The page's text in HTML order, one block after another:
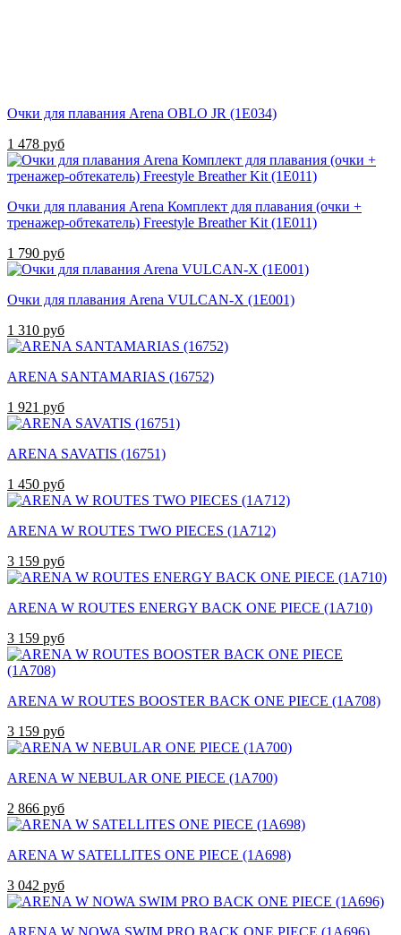
Очки для плавания Arena OBLO JR (1E034)
1 478 руб
Очки для плавания Arena Комплект для плавания (очки +
тренажер-обтекатель) Freestyle Breather Kit (1E011)
1 790 руб
Очки для плавания Arena VULCAN-X (1E001)
1 310 руб
ARENA SANTAMARIAS (16752)
1 921 руб
ARENA SAVATIS (16751)
1 450 руб
ARENA W ROUTES TWO PIECES (1A712)
3 159 руб
ARENA W ROUTES ENERGY BACK ONE PIECE (1A710)
3 159 руб
ARENA W ROUTES BOOSTER BACK ONE PIECE (1A708)
3 159 руб
ARENA W NEBULAR ONE PIECE (1A700)
2 866 руб
ARENA W SATELLITES ONE PIECE (1A698)
3 042 руб